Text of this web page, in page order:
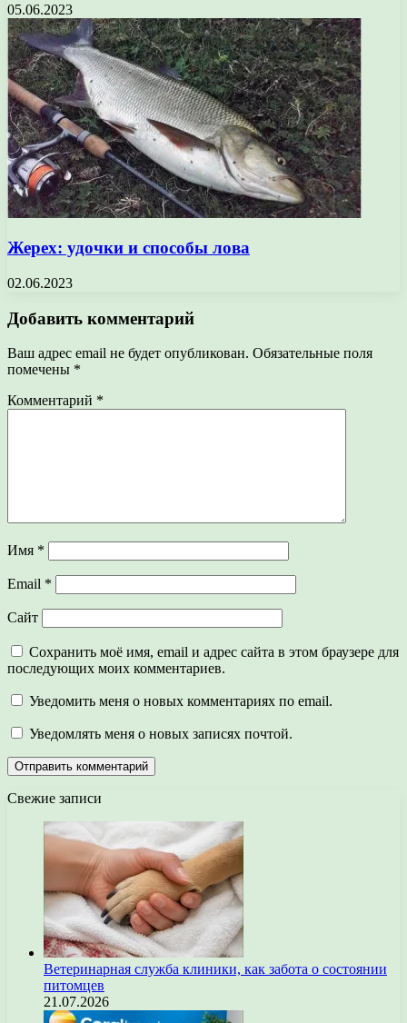
05.06.2023
Жерех: удочки и способы лова
02.06.2023
Добавить комментарий
Ваш адрес email не будет опубликован. Обязательные поля
помечены *
Комментарий *
Имя *
Email *
Сайт
Сохранить моё имя, email и адрес сайта в этом браузере для
последующих моих комментариев.
Уведомить меня о новых комментариях по email.
Уведомлять меня о новых записях почтой.
Свежие записи
Ветеринарная служба клиники, как забота о состоянии
питомцев
21.07.2026